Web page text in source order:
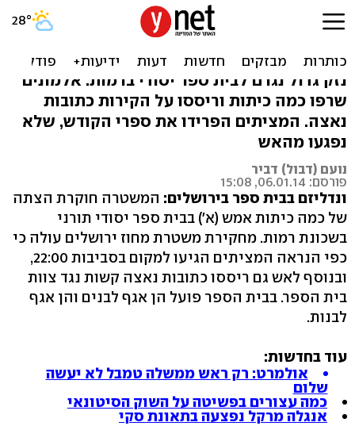
הצתה במוסד תורני בירושלים:
"בית זונות"
נזק גדול נגרם לבית ספר יסודי ברמות: אלמונים
שרפו כמה כיתות וריססו על הקירות כתובות
נאצה. המציתים הפרידו את ספרי הקודש, שלא
נפגעו מהאש
נועם (דבול) דביר
פורסם: 06.01.14, 15:08
ונדליזם בבית ספר בירושלים: המשטרה חוקרת הצתה
של כמה כיתות אמש (א') בבית ספר יסודי תורני
בשכונת רמות. מחקירת משטרת מחוז ירושלים עולה כי
כפי הנראה המציתים הגיעו למקום בסביבות 22:00,
ובנוסף לאש גם ריססו כתובות נאצה קשות נגד צוות
בית הספר. בבית הספר פועל הן אגף לבנים והן אגף
לבנות.
עוד בחדשות:
אולמרט: רק ראש ממשלה טמבל לא יעשה
שלום
כמה עצורים בפשיטה על השוק הסיטונאי
אנגלה מרקל נפצעה בתאונת סקי